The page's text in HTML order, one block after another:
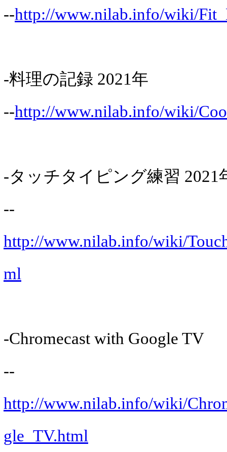
--http://www.nilab.info/wiki/
-料理の記録 2021年
--http://www.nilab.info/wiki/
-タッチタイピング練習 2021
--
http://www.nilab.info/wiki/
ml
-Chromecast with Google TV
--
http://www.nilab.info/wiki/
gle_TV.html